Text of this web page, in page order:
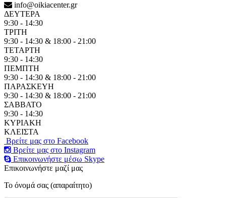
info@oikiacenter.gr
ΔΕΥΤΕΡΑ
9:30 - 14:30
ΤΡΙΤΗ
9:30 - 14:30 & 18:00 - 21:00
ΤΕΤΑΡΤΗ
9:30 - 14:30
ΠΕΜΠΤΗ
9:30 - 14:30 & 18:00 - 21:00
ΠΑΡΑΣΚΕΥΗ
9:30 - 14:30 & 18:00 - 21:00
ΣΑΒΒΑΤΟ
9:30 - 14:30
ΚΥΡΙΑΚΗ
ΚΛΕΙΣΤΑ
Βρείτε μας στο Facebook
Βρείτε μας στο Instagram
Επικοινωνήστε μέσω Skype
Επικοινωνήστε μαζί μας
Το όνομά σας (απαραίτητο)